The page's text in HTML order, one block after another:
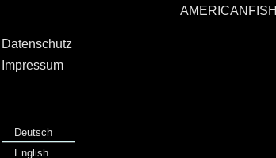
AMERICANFISH
Datenschutz
Impressum
Deutsch
English